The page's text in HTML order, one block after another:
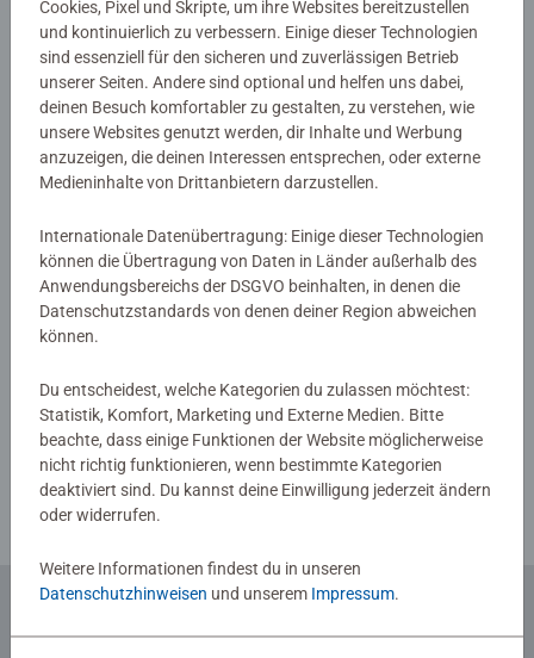
ISBN:
978-3-473-47522-3
Warnhinweise und Herstellerinformation
Noch keine Bewertungen
0/0
Verfasse eine Bewertung
Richtlinien für Bewertungen
Zum Newsletter anmelden
Cookies, Pixel und Skripte, um ihre Websites bereitzustellen
und kontinuierlich zu verbessern. Einige dieser Technologien
sind essenziell für den sicheren und zuverlässigen Betrieb
unserer Seiten. Andere sind optional und helfen uns dabei,
deinen Besuch komfortabler zu gestalten, zu verstehen, wie
unsere Websites genutzt werden, dir Inhalte und Werbung
anzuzeigen, die deinen Interessen entsprechen, oder externe
Medieninhalte von Drittanbietern darzustellen.
Internationale Datenübertragung: Einige dieser Technologien
können die Übertragung von Daten in Länder außerhalb des
Anwendungsbereichs der DSGVO beinhalten, in denen die
Datenschutzstandards von denen deiner Region abweichen
können.
Du entscheidest, welche Kategorien du zulassen möchtest:
Statistik, Komfort, Marketing und Externe Medien. Bitte
beachte, dass einige Funktionen der Website möglicherweise
nicht richtig funktionieren, wenn bestimmte Kategorien
deaktiviert sind. Du kannst deine Einwilligung jederzeit ändern
oder widerrufen.
Weitere Informationen findest du in unseren
Datenschutzhinweisen und unserem Impressum.